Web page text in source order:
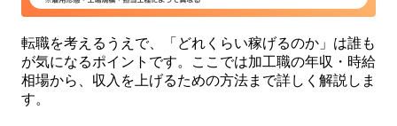
転職を考えるうえで、「どれくらい稼げるのか」は誰も
が気になるポイントです。ここでは加工職の年収・時給
相場から、収入を上げるための方法まで詳しく解説しま
す。